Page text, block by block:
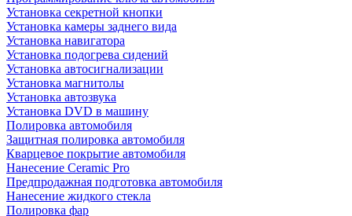
Установка секретной кнопки
Установка камеры заднего вида
Установка навигатора
Установка подогрева сидений
Установка автосигнализации
Установка магнитолы
Установка автозвука
Установка DVD в машину
Полировка автомобиля
Защитная полировка автомобиля
Кварцевое покрытие автомобиля
Нанесение Ceramic Pro
Предпродажная подготовка автомобиля
Нанесение жидкого стекла
Полировка фар